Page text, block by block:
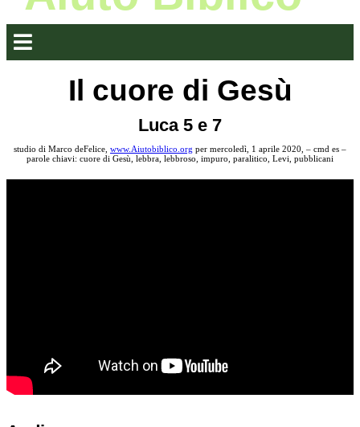
Il cuore di Gesù
Luca 5 e 7
studio di Marco deFelice, www.Aiutobiblico.org per mercoledì, 1 aprile 2020, – cmd es –
parole chiavi: cuore di Gesù, lebbra, lebbroso, impuro, paralitico, Levi, pubblicani